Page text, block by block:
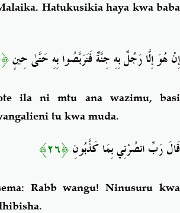
Hatukusikia haya kwa baba
إِنْ هُوَ إِلَّا رَجُلٌ بِهِ جِنَّةٌ فَتَرَبَّصُوا بِهِ حَتَّىٰ حِينٍ﴿٢٥﴾
ila ni mtu ana wazimu, basi
tu kwa muda.
قَالَ رَبِّ انصُرْنِي بِمَا كَذَّبُونِ﴿٢٦﴾
Rabb wangu! Ninusuru kwa